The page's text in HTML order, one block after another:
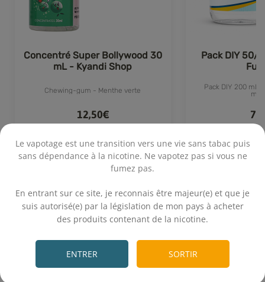
Le vapotage est une transition vers une vie sans tabac puis
sans dépendance à la nicotine. Ne vapotez pas si vous ne
fumez pas.
En entrant sur ce site, je reconnais être majeur(e) et que je
suis autorisé(e) par la législation de mon pays à acheter
des produits contenant de la nicotine.
ENTRER SORTIR
Concentré Super Bollywood 30
mL - Kyandi Shop
Chewing-gum - Menthe verte
12,50€
8 avis
Achat rapide
Pack DIY 50/
Pack DIY 200 mL
Calcul rapide